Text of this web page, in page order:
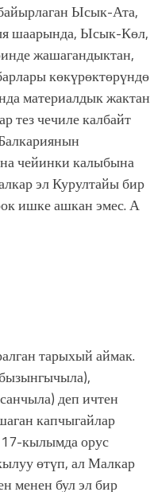
Ысык-Ата,
шаарында, Ысык-Көл,
жашагандыктан,
көкүрөктөрүндө
материалдык жактан
тез чечиле калбайт
чейинки калыбына
эл Курултайы бир
ишке ашкан эмес. А
тарыхый аймак.
деп ичтен
капчыгайлар
кылымда орус
өтүп, ал Малкар
менен бул эл бир